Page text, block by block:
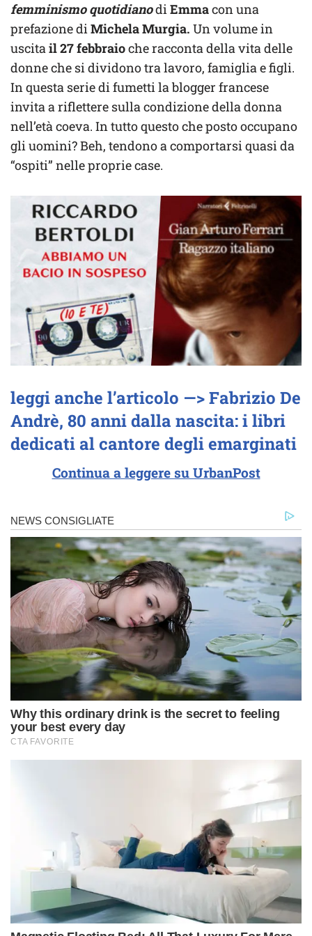
femminismo quotidianodi Emmacon una
prefazione di Michela Murgia. Un volume in
uscita il 27 febbraioche racconta della vita delle
donne che si dividono tra lavoro, famiglia e figli.
In questa serie di fumetti la blogger francese
invita a riflettere sulla condizione della donna
nell’età coeva. In tutto questo che posto occupano
gli uomini? Beh, tendono a comportarsi quasi da
“ospiti” nelle proprie case.
leggi anche l’articolo —> Fabrizio De
Andrè, 80 anni dalla nascita: i libri
dedicati al cantore degli emarginati
Continua a leggere su UrbanPost